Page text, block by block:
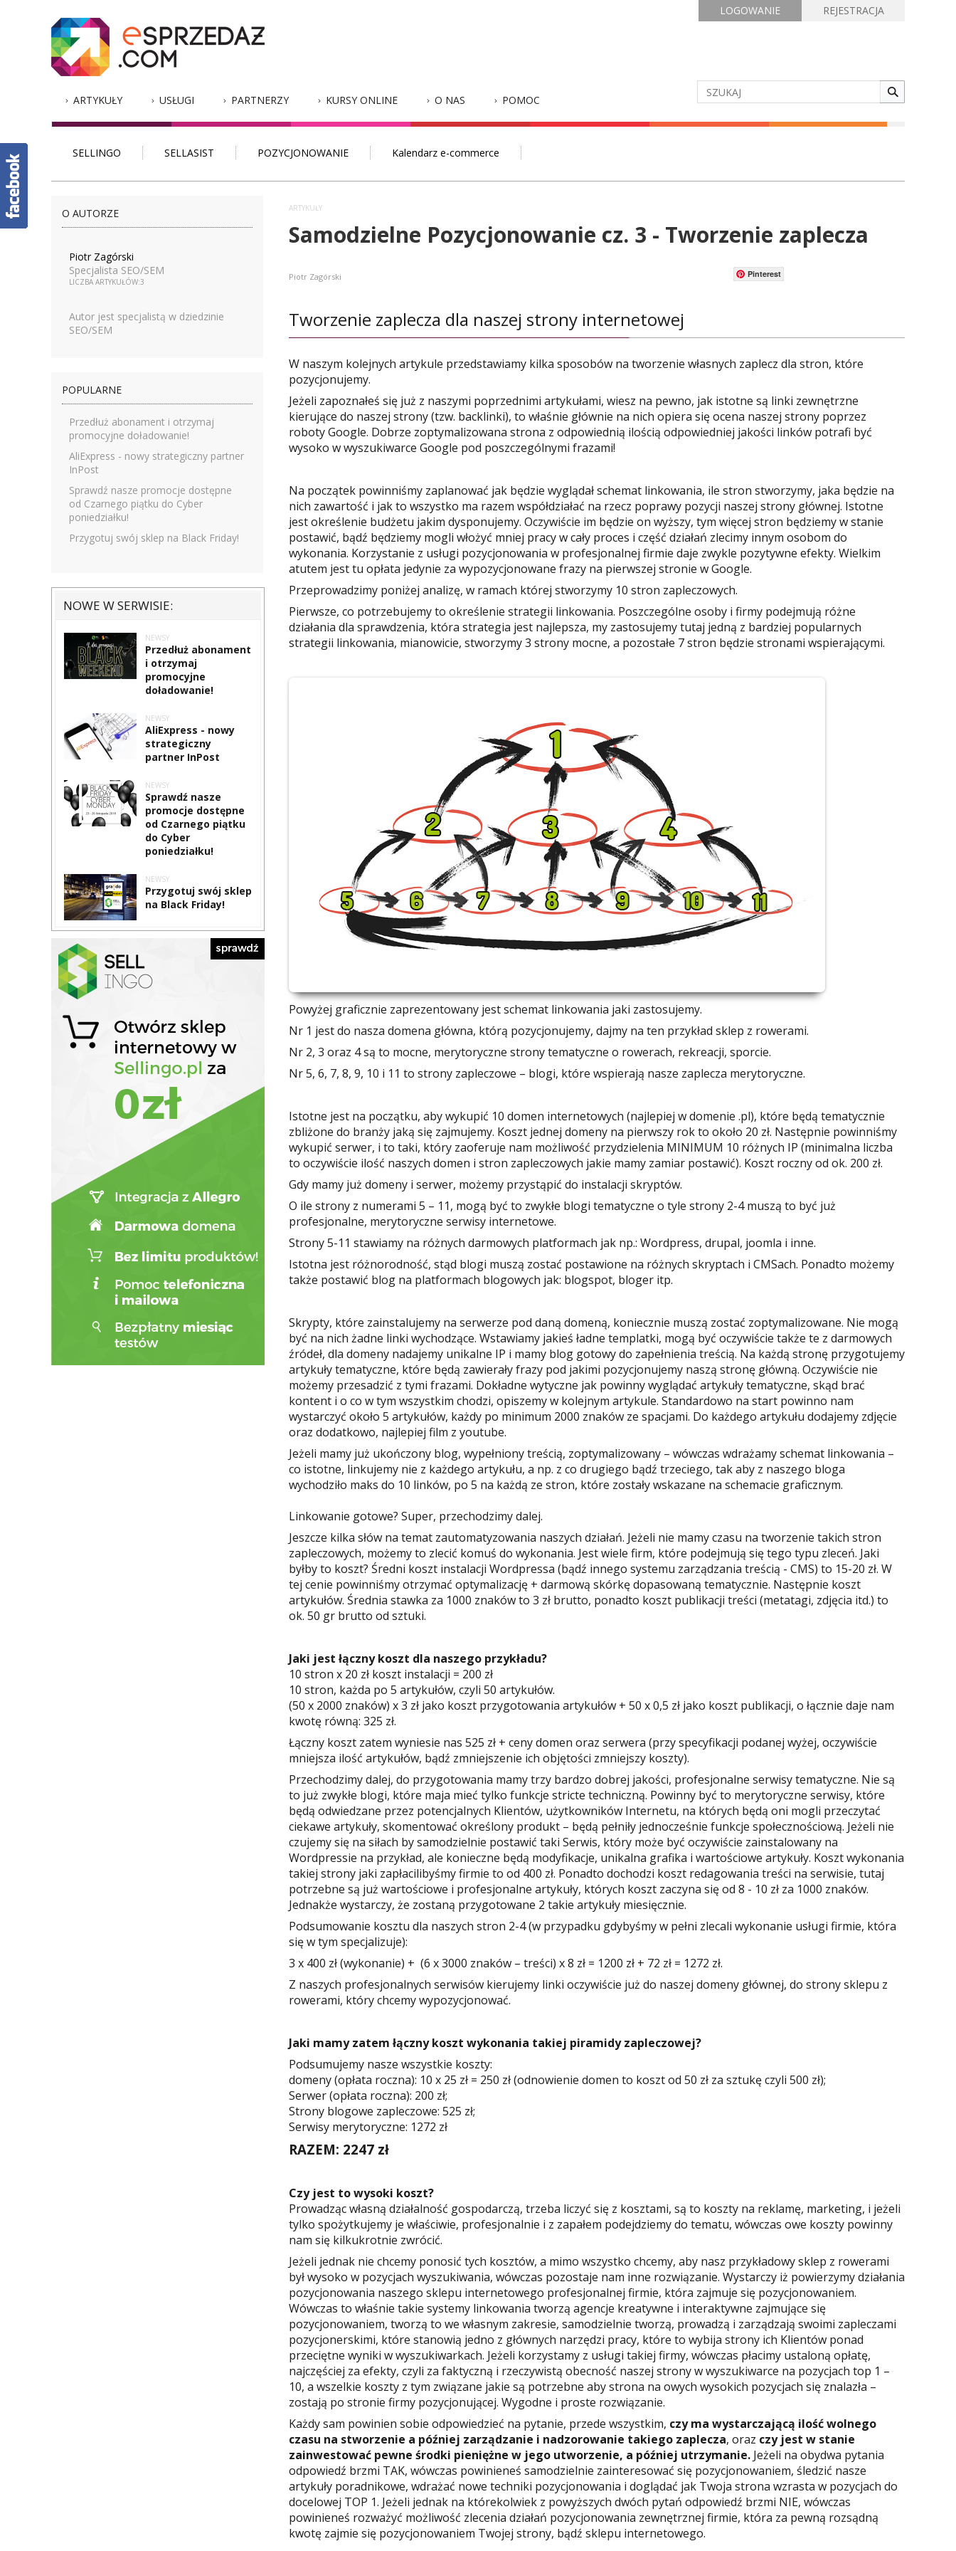
REJESTRACJA
LOGOWANIE
ARTYKUŁY USŁUGI PARTNERZY KURSY ONLINE O NAS POMOC
SELLINGO SELLASIST POZYCJONOWANIE Kalendarz e-commerce
O AUTORZE
Piotr Zagórski
Specjalista SEO/SEM
LICZBA ARTYKUŁÓW:3
Autor jest specjalistą w dziedzinie
SEO/SEM
POPULARNE
Przedłuż abonament i otrzymaj
promocyjne doładowanie!
AliExpress - nowy strategiczny partner
InPost
Sprawdź nasze promocje dostępne
od Czarnego piątku do Cyber
poniedziałku!
Przygotuj swój sklep na Black Friday!
NOWE W SERWISIE:
NEWSY
Przedłuż abonament
i otrzymaj
promocyjne
doładowanie!
NEWSY
AliExpress - nowy
strategiczny
partner InPost
NEWSY
Sprawdź nasze
promocje dostępne
od Czarnego piątku
do Cyber
poniedziałku!
NEWSY
Przygotuj swój sklep
na Black Friday!
ARTYKUŁY
Samodzielne Pozycjonowanie cz. 3 - Tworzenie zaplecza
Piotr Zagórski Pinterest
Tworzenie zaplecza dla naszej strony internetowej
W naszym kolejnych artykule przedstawiamy kilka sposobów na tworzenie własnych zaplecz dla stron, które
pozycjonujemy.
Jeżeli zapoznałeś się już z naszymi poprzednimi artykułami, wiesz na pewno, jak istotne są linki zewnętrzne
kierujące do naszej strony (tzw. backlinki), to właśnie głównie na nich opiera się ocena naszej strony poprzez
roboty Google. Dobrze zoptymalizowana strona z odpowiednią ilością odpowiedniej jakości linków potrafi być
wysoko w wyszukiwarce Google pod poszczególnymi frazami!
Na początek powinniśmy zaplanować jak będzie wyglądał schemat linkowania, ile stron stworzymy, jaka będzie na
nich zawartość i jak to wszystko ma razem współdziałać na rzecz poprawy pozycji naszej strony głównej. Istotne
jest określenie budżetu jakim dysponujemy. Oczywiście im będzie on wyższy, tym więcej stron będziemy w stanie
postawić, bądź będziemy mogli włożyć mniej pracy w cały proces i część działań zlecimy innym osobom do
wykonania. Korzystanie z usługi pozycjonowania w profesjonalnej firmie daje zwykle pozytywne efekty. Wielkim
atutem jest tu opłata jedynie za wypozycjonowane frazy na pierwszej stronie w Google.
Przeprowadzimy poniżej analizę, w ramach której stworzymy 10 stron zapleczowych.
Pierwsze, co potrzebujemy to określenie strategii linkowania. Poszczególne osoby i firmy podejmują różne
działania dla sprawdzenia, która strategia jest najlepsza, my zastosujemy tutaj jedną z bardziej popularnych
strategii linkowania, mianowicie, stworzymy 3 strony mocne, a pozostałe 7 stron będzie stronami wspierającymi.
Powyżej graficznie zaprezentowany jest schemat linkowania jaki zastosujemy.
Nr 1 jest do nasza domena główna, którą pozycjonujemy, dajmy na ten przykład sklep z rowerami.
Nr 2, 3 oraz 4 są to mocne, merytoryczne strony tematyczne o rowerach, rekreacji, sporcie.
Nr 5, 6, 7, 8, 9, 10 i 11 to strony zapleczowe – blogi, które wspierają nasze zaplecza merytoryczne.
Istotne jest na początku, aby wykupić 10 domen internetowych (najlepiej w domenie .pl), które będą tematycznie
zbliżone do branży jaką się zajmujemy. Koszt jednej domeny na pierwszy rok to około 20 zł. Następnie powinniśmy
wykupić serwer, i to taki, który zaoferuje nam możliwość przydzielenia MINIMUM 10 różnych IP (minimalna liczba
to oczywiście ilość naszych domen i stron zapleczowych jakie mamy zamiar postawić). Koszt roczny od ok. 200 zł.
Gdy mamy już domeny i serwer, możemy przystąpić do instalacji skryptów.
O ile strony z numerami 5 – 11, mogą być to zwykłe blogi tematyczne o tyle strony 2-4 muszą to być już
profesjonalne, merytoryczne serwisy internetowe.
Strony 5-11 stawiamy na różnych darmowych platformach jak np.: Wordpress, drupal, joomla i inne.
Istotna jest różnorodność, stąd blogi muszą zostać postawione na różnych skryptach i CMSach. Ponadto możemy
także postawić blog na platformach blogowych jak: blogspot, bloger itp.
Skrypty, które zainstalujemy na serwerze pod daną domeną, koniecznie muszą zostać zoptymalizowane. Nie mogą
być na nich żadne linki wychodzące. Wstawiamy jakieś ładne templatki, mogą być oczywiście także te z darmowych
źródeł, dla domeny nadajemy unikalne IP i mamy blog gotowy do zapełnienia treścią. Na każdą stronę przygotujemy
artykuły tematyczne, które będą zawierały frazy pod jakimi pozycjonujemy naszą stronę główną. Oczywiście nie
możemy przesadzić z tymi frazami. Dokładne wytyczne jak powinny wyglądać artykuły tematyczne, skąd brać
kontent i o co w tym wszystkim chodzi, opiszemy w kolejnym artykule. Standardowo na start powinno nam
wystarczyć około 5 artykułów, każdy po minimum 2000 znaków ze spacjami. Do każdego artykułu dodajemy zdjęcie
oraz dodatkowo, najlepiej film z youtube.
Jeżeli mamy już ukończony blog, wypełniony treścią, zoptymalizowany – wówczas wdrażamy schemat linkowania –
co istotne, linkujemy nie z każdego artykułu, a np. z co drugiego bądź trzeciego, tak aby z naszego bloga
wychodziło maks do 10 linków, po 5 na każdą ze stron, które zostały wskazane na schemacie graficznym.
Linkowanie gotowe? Super, przechodzimy dalej.
Jeszcze kilka słów na temat zautomatyzowania naszych działań. Jeżeli nie mamy czasu na tworzenie takich stron
zapleczowych, możemy to zlecić komuś do wykonania. Jest wiele firm, które podejmują się tego typu zleceń. Jaki
byłby to koszt? Średni koszt instalacji Wordpressa (bądź innego systemu zarządzania treścią - CMS) to 15-20 zł. W
tej cenie powinniśmy otrzymać optymalizację + darmową skórkę dopasowaną tematycznie. Następnie koszt
artykułów. Średnia stawka za 1000 znaków to 3 zł brutto, ponadto koszt publikacji treści (metatagi, zdjęcia itd.) to
ok. 50 gr brutto od sztuki.
Jaki jest łączny koszt dla naszego przykładu?
10 stron x 20 zł koszt instalacji = 200 zł
10 stron, każda po 5 artykułów, czyli 50 artykułów.
(50 x 2000 znaków) x 3 zł jako koszt przygotowania artykułów + 50 x 0,5 zł jako koszt publikacji, o łącznie daje nam
kwotę równą: 325 zł.
Łączny koszt zatem wyniesie nas 525 zł + ceny domen oraz serwera (przy specyfikacji podanej wyżej, oczywiście
mniejsza ilość artykułów, bądź zmniejszenie ich objętości zmniejszy koszty).
Przechodzimy dalej, do przygotowania mamy trzy bardzo dobrej jakości, profesjonalne serwisy tematyczne. Nie są
to już zwykłe blogi, które maja mieć tylko funkcje stricte techniczną. Powinny być to merytoryczne serwisy, które
będą odwiedzane przez potencjalnych Klientów, użytkowników Internetu, na których będą oni mogli przeczytać
ciekawe artykuły, skomentować określony produkt – będą pełniły jednocześnie funkcje społecznościową. Jeżeli nie
czujemy się na siłach by samodzielnie postawić taki Serwis, który może być oczywiście zainstalowany na
Wordpressie na przykład, ale konieczne będą modyfikacje, unikalna grafika i wartościowe artykuły. Koszt wykonania
takiej strony jaki zapłacilibyśmy firmie to od 400 zł. Ponadto dochodzi koszt redagowania treści na serwisie, tutaj
potrzebne są już wartościowe i profesjonalne artykuły, których koszt zaczyna się od 8 - 10 zł za 1000 znaków.
Jednakże wystarczy, że zostaną przygotowane 2 takie artykuły miesięcznie.
Podsumowanie kosztu dla naszych stron 2-4 (w przypadku gdybyśmy w pełni zlecali wykonanie usługi firmie, która
się w tym specjalizuje):
3 x 400 zł (wykonanie) + (6 x 3000 znaków – treści) x 8 zł = 1200 zł + 72 zł = 1272 zł.
Z naszych profesjonalnych serwisów kierujemy linki oczywiście już do naszej domeny głównej, do strony sklepu z
rowerami, który chcemy wypozycjonować.
Jaki mamy zatem łączny koszt wykonania takiej piramidy zapleczowej?
Podsumujemy nasze wszystkie koszty:
domeny (opłata roczna): 10 x 25 zł = 250 zł (odnowienie domen to koszt od 50 zł za sztukę czyli 500 zł);
Serwer (opłata roczna): 200 zł;
Strony blogowe zapleczowe: 525 zł;
Serwisy merytoryczne: 1272 zł
RAZEM: 2247 zł
Czy jest to wysoki koszt?
Prowadząc własną działalność gospodarczą, trzeba liczyć się z kosztami, są to koszty na reklamę, marketing, i jeżeli
tylko spożytkujemy je właściwie, profesjonalnie i z zapałem podejdziemy do tematu, wówczas owe koszty powinny
nam się kilkukrotnie zwrócić.
Jeżeli jednak nie chcemy ponosić tych kosztów, a mimo wszystko chcemy, aby nasz przykładowy sklep z rowerami
był wysoko w pozycjach wyszukiwania, wówczas pozostaje nam inne rozwiązanie. Wystarczy iż powierzymy działania
pozycjonowania naszego sklepu internetowego profesjonalnej firmie, która zajmuje się pozycjonowaniem.
Wówczas to właśnie takie systemy linkowania tworzą agencje kreatywne i interaktywne zajmujące się
pozycjonowaniem, tworzą to we własnym zakresie, samodzielnie tworzą, prowadzą i zarządzają swoimi zapleczami
pozycjonerskimi, które stanowią jedno z głównych narzędzi pracy, które to wybija strony ich Klientów ponad
przeciętne wyniki w wyszukiwarkach. Jeżeli korzystamy z usługi takiej firmy, wówczas płacimy ustaloną opłatę,
najczęściej za efekty, czyli za faktyczną i rzeczywistą obecność naszej strony w wyszukiwarce na pozycjach top 1 –
10, a wszelkie koszty z tym związane jakie są potrzebne aby strona na owych wysokich pozycjach się znalazła –
zostają po stronie firmy pozycjonującej. Wygodne i proste rozwiązanie.
Każdy sam powinien sobie odpowiedzieć na pytanie, przede wszystkim, czy ma wystarczającą ilość wolnego
czasu na stworzenie a później zarządzanie i nadzorowanie takiego zaplecza, oraz czy jest w stanie
zainwestować pewne środki pieniężne w jego utworzenie, a później utrzymanie. Jeżeli na obydwa pytania
odpowiedź brzmi TAK, wówczas powinieneś samodzielnie zainteresować się pozycjonowaniem, śledzić nasze
artykuły poradnikowe, wdrażać nowe techniki pozycjonowania i doglądać jak Twoja strona wzrasta w pozycjach do
docelowej TOP 1. Jeżeli jednak na którekolwiek z powyższych dwóch pytań odpowiedź brzmi NIE, wówczas
powinieneś rozważyć możliwość zlecenia działań pozycjonowania zewnętrznej firmie, która za pewną rozsądną
kwotę zajmie się pozycjonowaniem Twojej strony, bądź sklepu internetowego.